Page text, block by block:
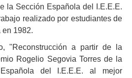
la Sección Española del I.E.E.E.
realizado por estudiantes de
en 1982.
"Reconstrucción a partir de la
Rogelio Segovia Torres de la
del I.E.E.E. al mejor